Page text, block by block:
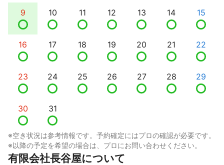
9 10 11 12 13 14 15
16 17 18 19 20 21 22
23 24 25 26 27 28 29
30 31
※空き状況は参考情報です。予約確定にはプロの確認が必要です。
※以降の予定を希望の場合は、プロにお問い合わせください。
有限会社長谷屋について